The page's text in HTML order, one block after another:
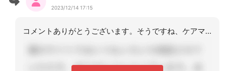
2023/12/14 17:15
コメントありがとうございます。そうですね、ケアマネジャーとして当然の連絡ですね。